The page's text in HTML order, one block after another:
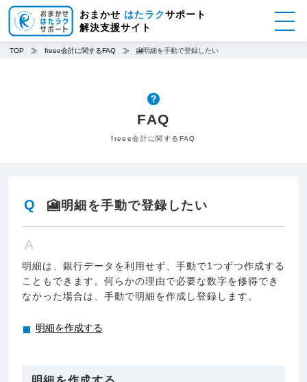
メ
ン
おまかせ はたラクサポート
解決支援サイト
TOP freee会計に関するFAQ 🎦明細を手動で登録したい
FAQ
freee会計に関するFAQ
Q 🎦明細を手動で登録したい
A
明細は、銀行データを利用せず、手動で1つずつ作成する
こともできます。何らかの理由で必要な数字を修得でき
なかった場合は、手動で明細を作成し登録します。
明細を作成する